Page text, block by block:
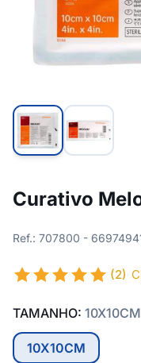
Curativo
Ref.: 707800 -
(2)
TAMANHO: 10X10CM
10X10CM